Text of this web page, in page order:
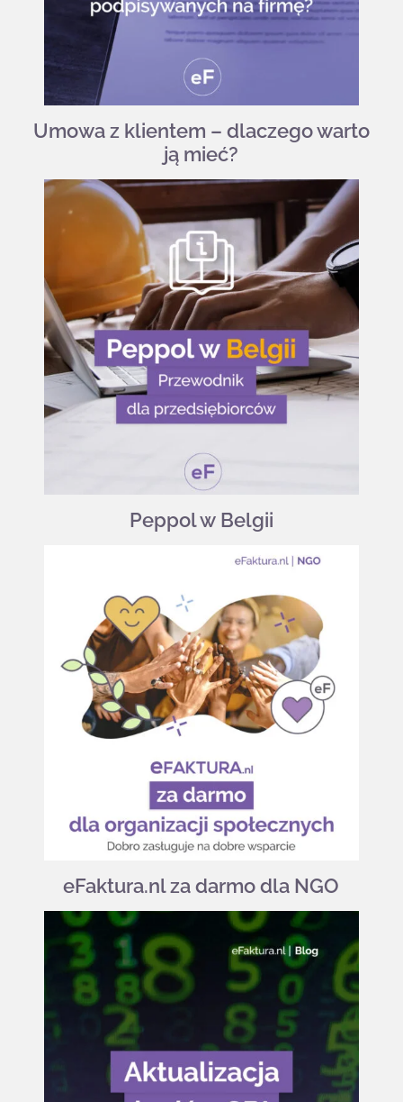
Umowa z klientem – dlaczego warto
ją mieć?
Peppol w Belgii
eFaktura.nl za darmo dla NGO